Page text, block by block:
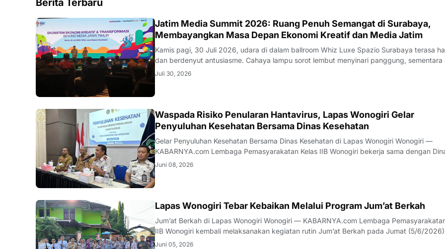
Berita Terbaru
SURABAYA
Jatim Media Summit 2026: Ruang Penuh Semangat di Surabaya,
Membayangkan Masa Depan Ekonomi Kreatif dan Media Jatim
Kamis pagi, 30 Juli 2026, udara di dalam ballroom Whiz Luxe Spazio Surabaya terasa
dan berdenyut antusiasme. Cahaya lampu sorot lembut menyinari panggung, sementara di
bagian depan, layar LED raksasa berpendar warna-warni dengan tulisan tegas yang
Juli 30, 2026
WONOGIRI
Waspada Risiko Penularan Hantavirus, Lapas Wonogiri Gelar
Penyuluhan Kesehatan Bersama Dinas Kesehatan
Gelar Penyuluhan Kesehatan Bersama Dinas Kesehatan di Lapas Wonogiri Wonogiri —
KABARNYA.com Lembaga Pemasyarakatan Kelas IIB Wonogiri bekerja sama dengan Dinas
Kesehatan Kabupaten Wonogiri menggelar kegiatan penyuluhan kesehatan tentang
Juni 08, 2026
WONOGIRI Lapas Wonogiri Tebar Kebaikan Melalui Program Jum’at Berkah
Jum’at Berkah di Lapas Wonogiri Wonogiri — KABARNYA.com Lembaga Pemasyarakatan Kelas
IIB Wonogiri kembali melaksanakan kegiatan rutin Jum’at Berkah pada Jumat (5/6/2026)
sebagai wujud kepedulian sosial kepada masyarakat. Kegiatan diawali dengan apel pagi
Juni 05, 2026